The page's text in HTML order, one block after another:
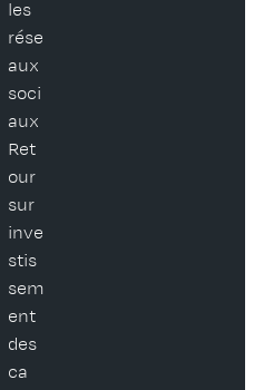
les
rése
aux
soci
aux
Ret
our
sur
inve
stis
sem
ent
des
ca